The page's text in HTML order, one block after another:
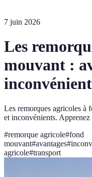
7 juin 2026
Les
mouvant :
Les remorques agricoles à
et inconvénients.
#remorque agricole#fond
mouvant#avantages#
agricole#transport